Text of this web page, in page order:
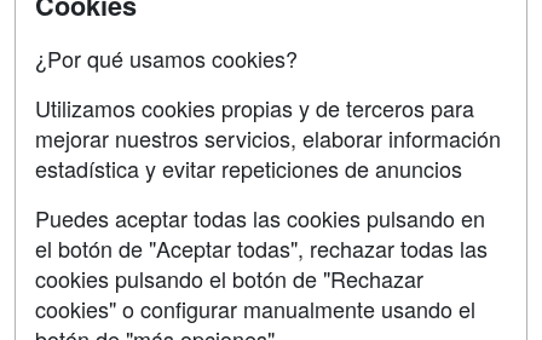
Contactar
Confidencialidad
Aviso legal
Copyleft
¿Por qué usamos cookies?
Utilizamos cookies propias y de terceros para
mejorar nuestros servicios, elaborar información
estadística y evitar repeticiones de anuncios
Puedes aceptar todas las cookies pulsando en
el botón de "Aceptar todas", rechazar todas las
cookies pulsando el botón de "Rechazar
cookies" o configurar manualmente usando el